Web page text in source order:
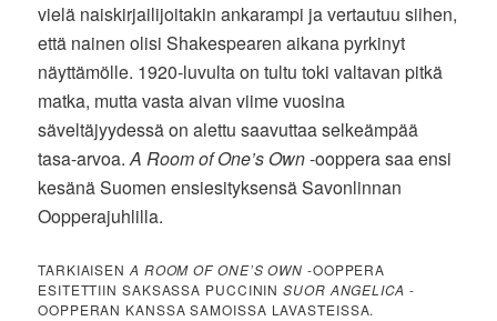
vielä naiskirjailijoitakin ankarampi ja vertautuu siihen,
että nainen olisi Shakespearen aikana pyrkinyt
näyttämölle. 1920-luvulta on tultu toki valtavan pitkä
matka, mutta vasta aivan viime vuosina
säveltäjyydessä on alettu saavuttaa selkeämpää
tasa-arvoa.A Room of One’s Own-ooppera saa ensi
kesänä Suomen ensiesityksensä Savonlinnan
Oopperajuhlilla.
TARKIAISEN A ROOM OF ONE’S OWN -OOPPERA
ESITETTIIN SAKSASSA PUCCININSUOR ANGELICA -
OOPPERAN KANSSA SAMOISSA LAVASTEISSA.